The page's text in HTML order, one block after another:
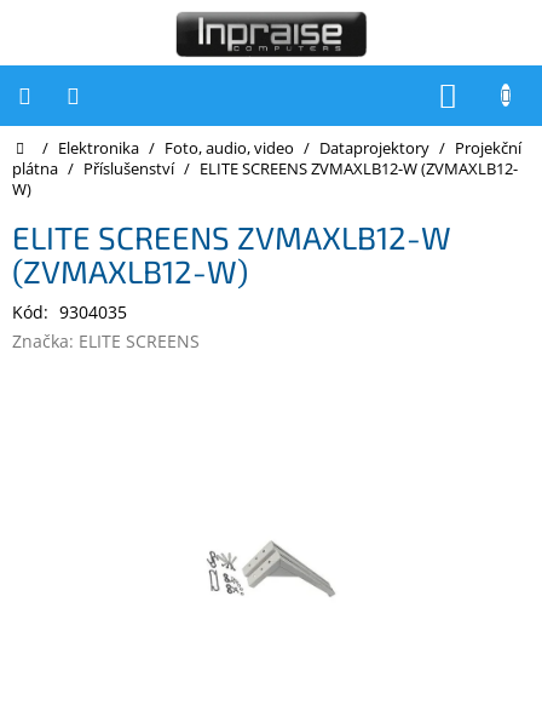
Počítače
Počítače
Notebooky
Tiskárny
Domů
/ Elektronika / Foto, audio, video / Dataprojektory / Projekční
plátna / Příslušenství / ELITE SCREENS ZVMAXLB12-W (ZVMAXLB12-
W)
ELITE SCREENS ZVMAXLB12-W
(ZVMAXLB12-W)
Kód: 9304035
Značka: ELITE SCREENS